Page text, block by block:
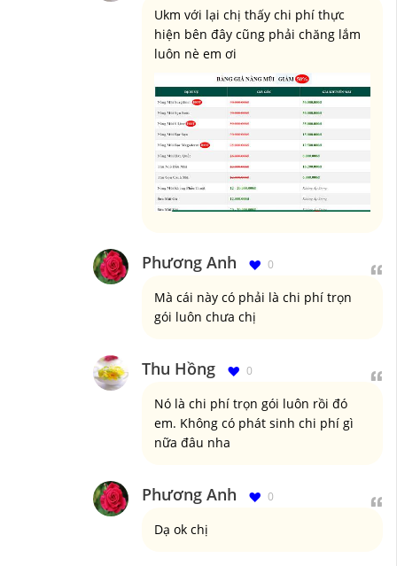
Ukm với lại chị thấy chi phí thực
hiện bên đây cũng phải chăng lắm
luôn nè em ơi
Phương Anh 0
Mà cái này có phải là chi phí trọn
gói luôn chưa chị
Thu Hồng 0
Nó là chi phí trọn gói luôn rồi đó
em. Không có phát sinh chi phí gì
nữa đâu nha
Phương Anh 0
Dạ ok chị